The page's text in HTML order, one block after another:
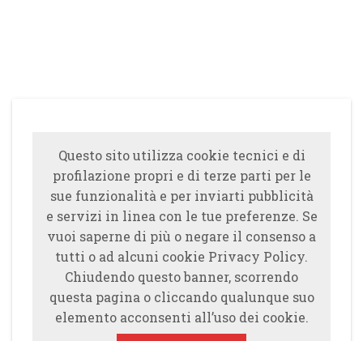
Questo sito utilizza cookie tecnici e di
profilazione propri e di terze parti per le
sue funzionalità e per inviarti pubblicità
e servizi in linea con le tue preferenze. Se
vuoi saperne di più o negare il consenso a
tutti o ad alcuni cookie Privacy Policy.
Chiudendo questo banner, scorrendo
questa pagina o cliccando qualunque suo
elemento acconsenti all’uso dei cookie.